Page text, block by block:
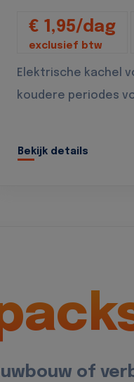
€ 1,95/dag
exclusief btw
Elektrische kachel
koudere periodes
Bekijk details
of